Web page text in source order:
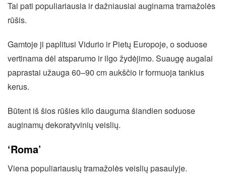
Tai pati populiariausia ir dažniausiai auginama tramažolės
rūšis.
Gamtoje ji paplitusi Vidurio ir Pietų Europoje, o soduose
vertinama dėl atsparumo ir ilgo žydėjimo. Suaugę augalai
paprastai užauga 60–90 cm aukščio ir formuoja tankius
kerus.
Būtent iš šios rūšies kilo dauguma šiandien soduose
auginamų dekoratyvinių veislių.
‘Roma’
Viena populiariausių tramažolės veislių pasaulyje.